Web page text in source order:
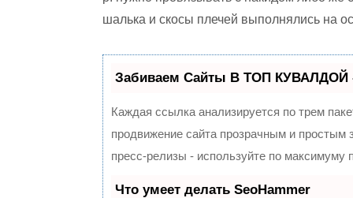
шалька и скосы плечей выполнялись на
Забиваем Сайты В ТОП КУВАЛДОЙ -
Каждая ссылка анализируется по трем
продвижение сайта прозрачным и
пресс-релизы - используйте по
Что умеет делать SeoHammer